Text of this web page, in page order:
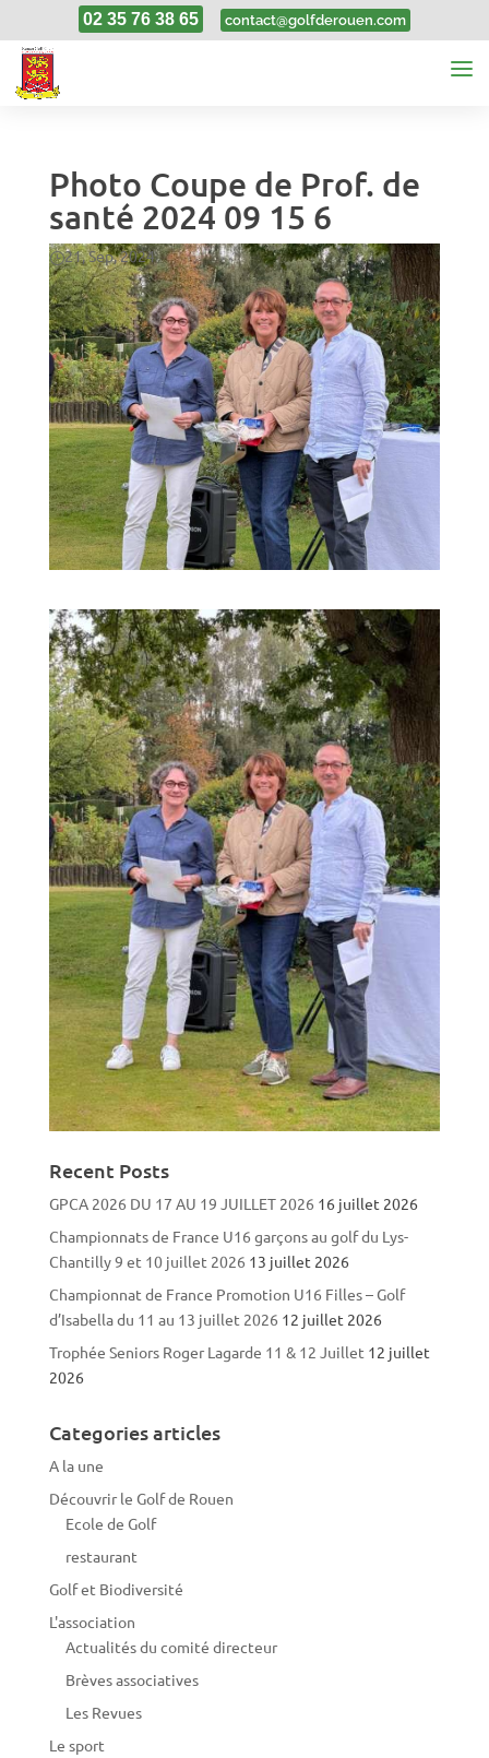
02 35 76 38 65 contact@golfderouen.com
Photo Coupe de Prof. de
santé 2024 09 15 6
21, Sep, 2024
Recent Posts
GPCA 2026 DU 17 AU 19 JUILLET 2026 16 juillet 2026
Championnats de France U16 garçons au golf du Lys-
Chantilly 9 et 10 juillet 2026 13 juillet 2026
Championnat de France Promotion U16 Filles – Golf
d’Isabella du 11 au 13 juillet 2026 12 juillet 2026
Trophée Seniors Roger Lagarde 11 & 12 Juillet 12 juillet
2026
Categories articles
A la une
Découvrir le Golf de Rouen
Ecole de Golf
restaurant
Golf et Biodiversité
L'association
Actualités du comité directeur
Brèves associatives
Les Revues
Le sport